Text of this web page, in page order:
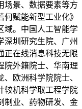
场景、数据要素等方
赋能新型工业化》
域。中国人工智能学
深圳研究生院、广州
正在线消息科技无限
院外籍院士、华南理
欧洲科学院院士、
较机科学取工程学院
制业、药物研发、金